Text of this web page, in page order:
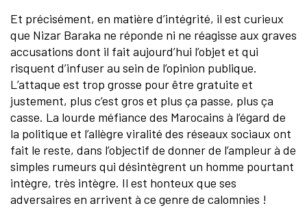
Et précisément, en matière d’intégrité, il est curieux
que Nizar Baraka ne réponde ni ne réagisse aux graves
accusations dont il fait aujourd’hui l’objet et qui
risquent d’infuser au sein de l’opinion publique.
L’attaque est trop grosse pour être gratuite et
justement, plus c’est gros et plus ça passe, plus ça
casse. La lourde méfiance des Marocains à l’égard de
la politique et l’allègre viralité des réseaux sociaux ont
fait le reste, dans l’objectif de donner de l’ampleur à de
simples rumeurs qui désintègrent un homme pourtant
intègre, très intègre. Il est honteux que ses
adversaires en arrivent à ce genre de calomnies !